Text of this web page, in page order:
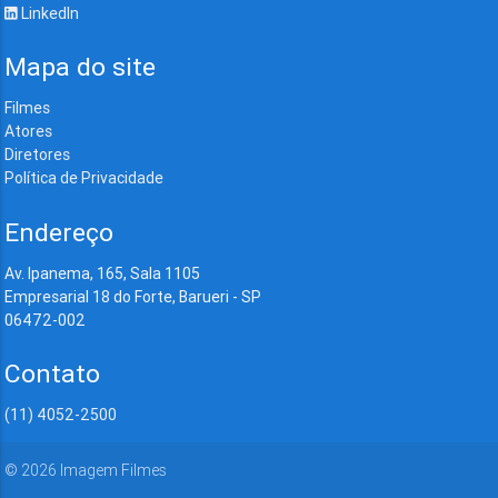
LinkedIn
Mapa do site
Filmes
Atores
Diretores
Política de Privacidade
Endereço
Av. Ipanema, 165, Sala 1105
Empresarial 18 do Forte, Barueri - SP
06472-002
Contato
(11) 4052-2500
© 2026 Imagem Filmes